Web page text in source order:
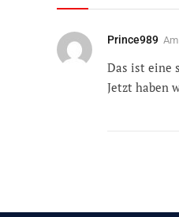
Prince989 Am
Das ist eine
Jetzt haben